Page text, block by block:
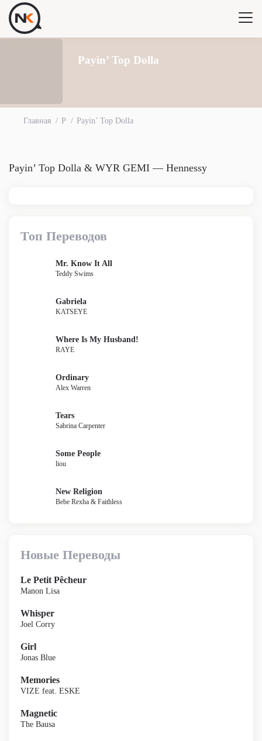
Payin’ Top Dolla
Главная P Payin’ Top Dolla
Payin’ Top Dolla & WYR GEMI — Hennessy
Топ Переводов
Mr. Know It All
Teddy Swims
Gabriela
KATSEYE
Where Is My Husband!
RAYE
Ordinary
Alex Warren
Tears
Sabrina Carpenter
Some People
liou
New Religion
Bebe Rexha & Faithless
Новые Переводы
Le Petit Pêcheur
Manon Lisa
Whisper
Joel Corry
Girl
Jonas Blue
Memories
VIZE feat. ESKE
Magnetic
The Bausa